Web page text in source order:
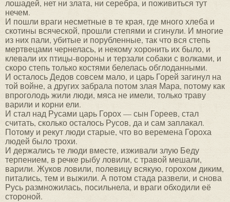
лошадей, нет ни злата, ни серебра, и поживиться тут
нечем.
И пошли враги несметные в те края, где много хлеба и
скотины всяческой, прошли степями и сгинули. И многие
из них пали, убитые и порубленные, так что вся степь
мертвецами чернелась, и некому хоронить их было, и
клевали их птицы-вороны и терзали собаки с волками, и
скоро степь только костями белелась обглоданными.
И осталось Дедов совсем мало, и царь Горей загинул на
той войне, а других забрала потом злая Мара, потому как
впроголодь жили люди, мяса не имели, только траву
варили и корни ели.
И стал над Русами царь Горох — сын Гореев, стал
считать, сколько осталось Русов, да и сам заплакал.
Потому и рекут люди старые, что во веремена Гороха
людей было трохи.
И держались те люди вместе, изживали злую Беду
терпением, в речке рыбу ловили, с травой мешали,
варили. Жуков ловили, полевицу всякую, горохом диким,
питались, тем и выжили. А потом стада развели, и снова
Русь размножилась, посильнела, и враги обходили её
стороной.